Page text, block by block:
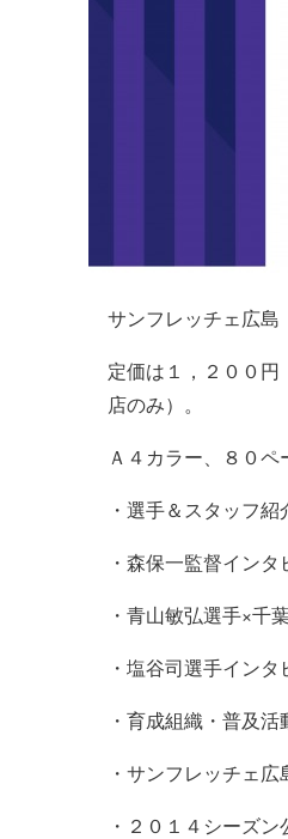
サンフレッチェ広島
定価は１，２００
店のみ）。
Ａ４カラー、８０ペ
・選手＆スタッフ紹
・森保一監督インタ
・青山敏弘選手×
・塩谷司選手インタ
・育成組織・普及活
・サンフレッチェ
・２０１４シーズン